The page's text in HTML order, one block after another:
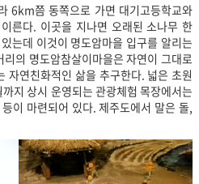
6km쯤 동쪽으로 가면 대기고등학교와
른다. 이곳을 지나면 오래된 소나무 한
는데 이것이 명도암마을 입구를 알리는
의 명도암참살이마을은 자연이 그대로
자연친화적인 삶을 추구한다. 넓은 초원
지 상시 운영되는 관광체험 목장에서는
이 마련되어 있다. 제주도에서 말은 돌,